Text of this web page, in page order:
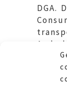
DGA.